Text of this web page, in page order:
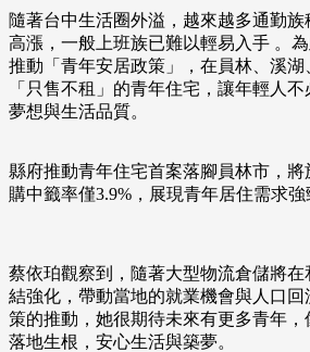
隨著台中生活圈外溢，越來越多通勤
高漲，一般上班族已難以輕易入手 。
推動「青年安居政策」，在員林、溪湖
「只售不租」的青年住宅，讓年輕人
夢想與生活品質。
縣府推動青年住宅首案落腳員林市，將
購中籤率僅3.9%，展現青年居住需求強
蔡依珀觀察到，隨著大型物流倉儲將
結強化，帶動當地的就業機會與人口
策的推動，她很期待未來有更多青年
落地生根，安心生活與築夢。